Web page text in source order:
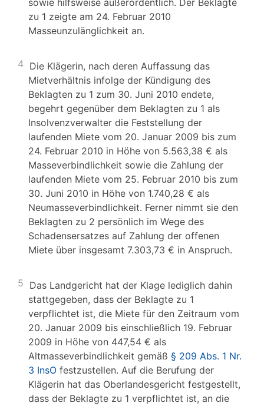
sowie hilfsweise außerordentlich. Der Beklagte
zu 1 zeigte am 24. Februar 2010
Masseunzulänglichkeit an.
4 Die Klägerin, nach deren Auffassung das
Mietverhältnis infolge der Kündigung des
Beklagten zu 1 zum 30. Juni 2010 endete,
begehrt gegenüber dem Beklagten zu 1 als
Insolvenzverwalter die Feststellung der
laufenden Miete vom 20. Januar 2009 bis zum
24. Februar 2010 in Höhe von 5.563,38 € als
Masseverbindlichkeit sowie die Zahlung der
laufenden Miete vom 25. Februar 2010 bis zum
30. Juni 2010 in Höhe von 1.740,28 € als
Neumasseverbindlichkeit. Ferner nimmt sie den
Beklagten zu 2 persönlich im Wege des
Schadensersatzes auf Zahlung der offenen
Miete über insgesamt 7.303,73 € in Anspruch.
5 Das Landgericht hat der Klage lediglich dahin
stattgegeben, dass der Beklagte zu 1
verpflichtet ist, die Miete für den Zeitraum vom
20. Januar 2009 bis einschließlich 19. Februar
2009 in Höhe von 447,54 € als
Altmasseverbindlichkeit gemäß § 209 Abs. 1 Nr.
3 InsO festzustellen. Auf die Berufung der
Klägerin hat das Oberlandesgericht festgestellt,
dass der Beklagte zu 1 verpflichtet ist, an die